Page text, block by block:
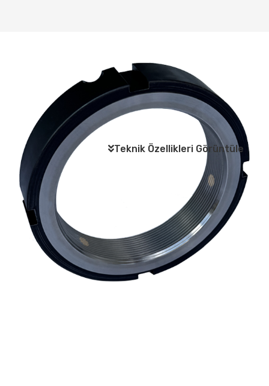
Teknik Özellikleri Görüntüle